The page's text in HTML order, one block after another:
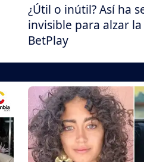
¿Útil o inútil? Así ha
invisible para alzar
BetPlay